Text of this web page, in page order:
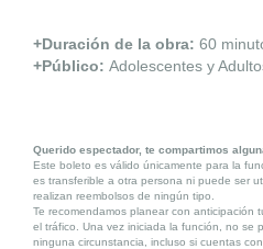
+Duración de la obra: 60
+Público: Adolescentes y
Querido espectador, te compartimos
Este boleto es válido únicamente para la
es transferible a otra persona ni puede ser
realizan reembolsos de ningún tipo.
Te recomendamos planear con anticipación
el tráfico. Una vez iniciada la función, no se
ninguna circunstancia, incluso si cuentas